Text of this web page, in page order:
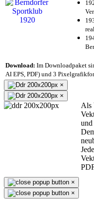
Download: Im Downloadpaket
AI EPS, PDF) und 3
×
×
Als
und
×
×